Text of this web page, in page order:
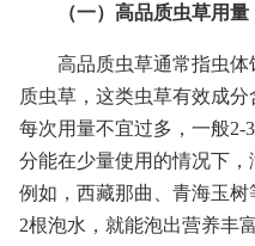
（一）高品质虫草用量
高品质虫草通常指虫
质虫草，这类虫草有效成分
每次用量不宜过多，一般2-
分能在少量使用的情况下，
例如，西藏那曲、青海玉
2根泡水，就能泡出营养丰